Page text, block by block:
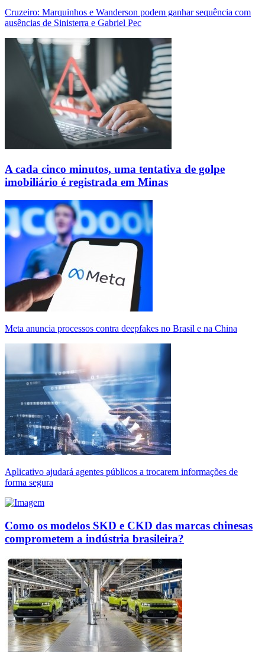
Cruzeiro: Marquinhos e Wanderson podem ganhar sequência com
ausências de Sinisterra e Gabriel Pec
A cada cinco minutos, uma tentativa de golpe
imobiliário é registrada em Minas
Meta anuncia processos contra deepfakes no Brasil e na China
Aplicativo ajudará agentes públicos a trocarem informações de
forma segura
Como os modelos SKD e CKD das marcas chinesas
comprometem a indústria brasileira?